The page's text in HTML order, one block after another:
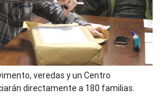
veredas y un Centro
directamente a 180 familias.